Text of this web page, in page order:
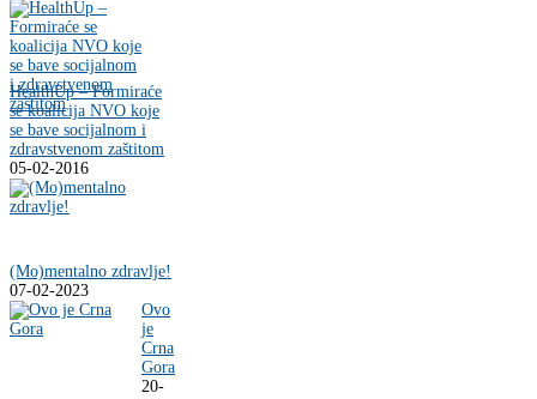
HealthUp – Formiraće
se koalicija NVO koje
se bave socijalnom i
zdravstvenom zaštitom
05-02-2016
(Mo)mentalno zdravlje!
07-02-2023
Ovo
je
Crna
Gora
20-